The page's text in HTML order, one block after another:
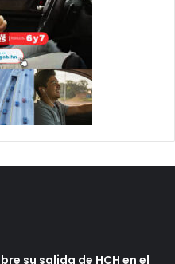
su salida de HCH en el